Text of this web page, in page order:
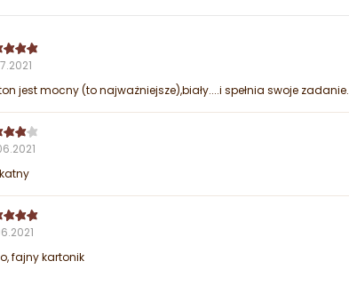
jest mocny (to najważniejsze),biały....i spełnia swoje zadanie.
fajny kartonik